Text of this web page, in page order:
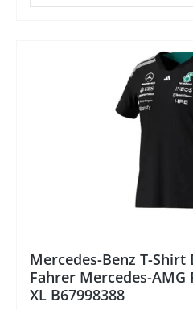
Mercedes-Benz T-Shirt
Fahrer Mercedes-AMG
XL B67998388